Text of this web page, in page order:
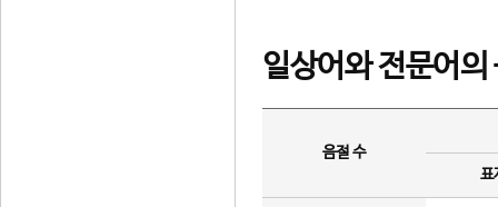
일상어와 전문어의
음절 수
표